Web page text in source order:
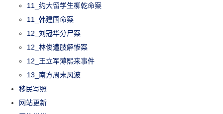
11_约大留学生柳乾命案
11_韩建国命案
12_刘冠华分尸案
12_林俊遭肢解惨案
12_王立军薄熙来事件
13_南方周末风波
移民写照
网站更新